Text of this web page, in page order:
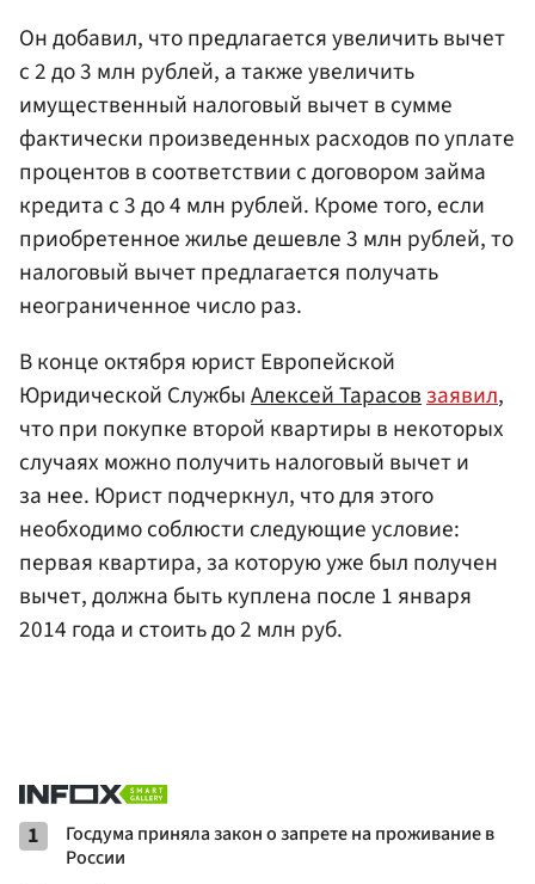
Он добавил, что предлагается увеличить вычет
с 2 до 3 млн рублей, а также увеличить
имущественный налоговый вычет в сумме
фактически произведенных расходов по уплате
процентов в соответствии с договором займа
кредита с 3 до 4 млн рублей. Кроме того, если
приобретенное жилье дешевле 3 млн рублей, то
налоговый вычет предлагается получать
неограниченное число раз.
В конце октября юрист Европейской
Юридической СлужбыАлексей Тарасовзаявил,
что при покупке второй квартиры в некоторых
случаях можно получить налоговый вычет и
за нее. Юрист подчеркнул, что для этого
необходимо соблюсти следующие условие:
первая квартира, за которую уже был получен
вычет, должна быть куплена после 1 января
2014 года и стоить до 2 млн руб.
1
Госдума приняла закон о запрете на проживание в
России